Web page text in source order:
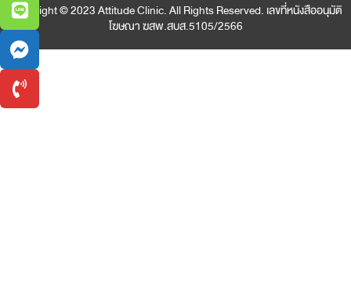
Copyright © 2023 Attitude Clinic. All Rights Reserved. เลขที่หนังสืออนุมัติ
โฆษณา ฆสพ.สบส.5105/2566